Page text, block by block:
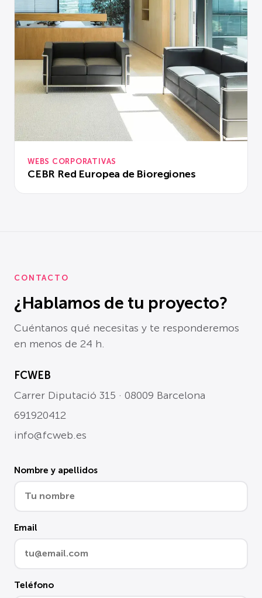
WEBS CORPORATIVAS
CEBR Red Europea de Bioregiones
CONTACTO
¿Hablamos de tu proyecto?
Cuéntanos qué necesitas y te responderemos
en menos de 24 h.
FCWEB
Carrer Diputació 315 · 08009 Barcelona
691920412
info@fcweb.es
Nombre y apellidos
Email
Teléfono